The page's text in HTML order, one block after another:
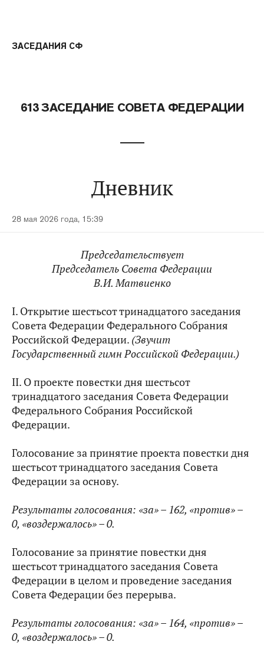
ЗАСЕДАНИЯ СФ
613 ЗАСЕДАНИЕ СОВЕТА ФЕДЕРАЦИИ
Дневник
28 мая 2026 года, 15:39
Председательствует
Председатель Совета Федерации
В.И. Матвиенко
I. Открытие шестьсот тринадцатого заседания
Совета Федерации Федерального Собрания
Российской Федерации. (Звучит
Государственный гимн Российской Федерации.)
II. О проекте повестки дня шестьсот
тринадцатого заседания Совета Федерации
Федерального Собрания Российской
Федерации.
Голосование за принятие проекта повестки дня
шестьсот тринадцатого заседания Совета
Федерации за основу.
Результаты голосования: «за» – 162, «против» –
0, «воздержалось» – 0.
Голосование за принятие повестки дня
шестьсот тринадцатого заседания Совета
Федерации в целом и проведение заседания
Совета Федерации без перерыва.
Результаты голосования: «за» – 164, «против» –
0, «воздержалось» – 0.